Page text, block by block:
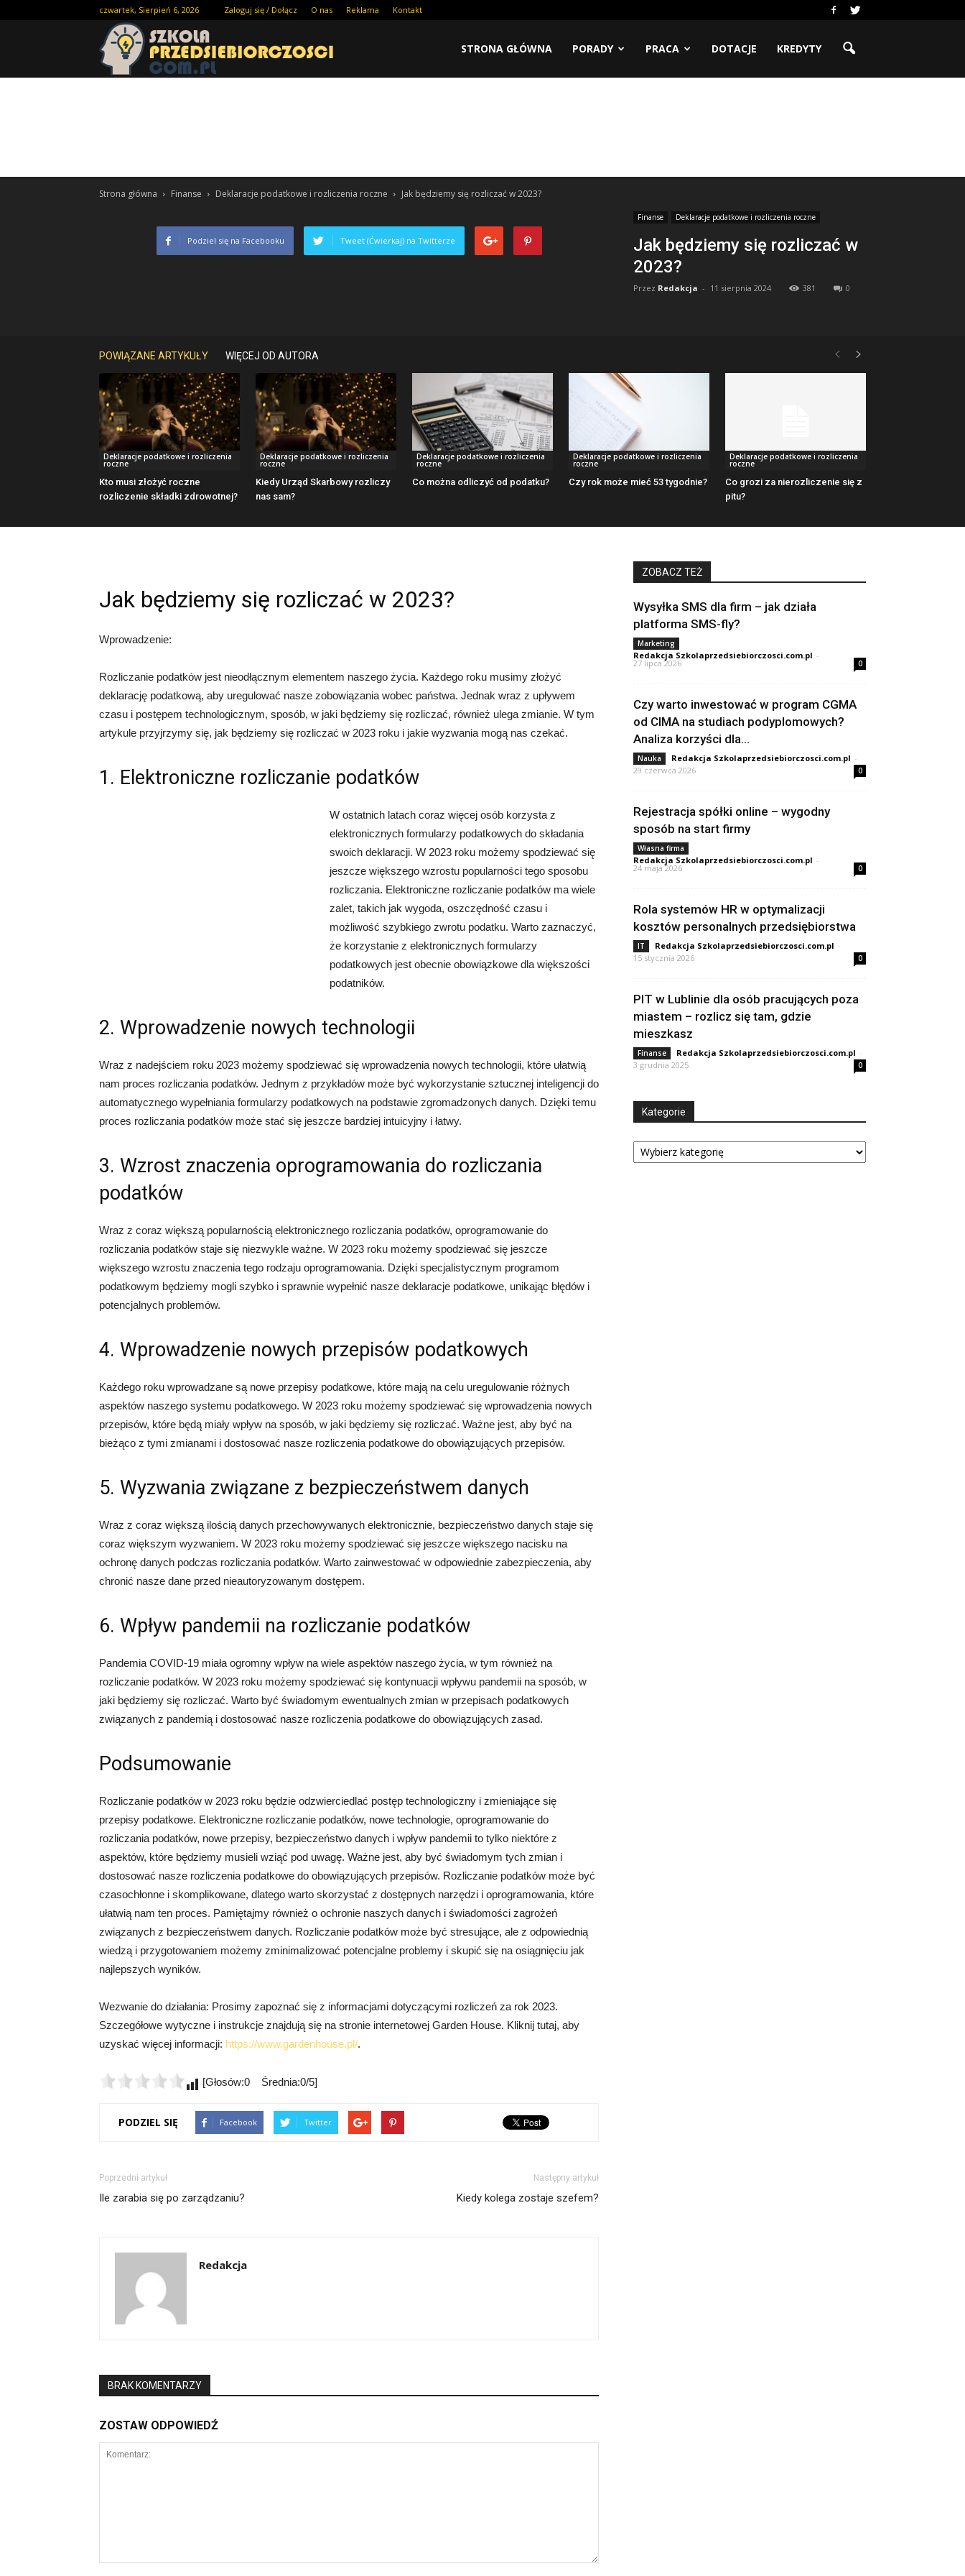
czwartek, Sierpień 6, 2026 Zaloguj się / Dołącz O nas Reklama Kontakt
STRONA GŁÓWNA PORADY PRACA DOTACJE KREDYTY
Strona główna Finanse Deklaracje podatkowe i rozliczenia roczne Jak będziemy się rozliczać w 2023?
Finanse Deklaracje podatkowe i rozliczenia roczne
Jak będziemy się rozliczać w
2023?
Przez Redakcja - 11 sierpnia 2024 381 0
Podziel się na Facebooku Tweet (Ćwierkaj) na Twitterze
POWIĄZANE ARTYKUŁY WIĘCEJ OD AUTORA
Deklaracje podatkowe i rozliczenia
roczne
Kto musi złożyć roczne
rozliczenie składki zdrowotnej?
Deklaracje podatkowe i rozliczenia
roczne
Kiedy Urząd Skarbowy rozliczy
nas sam?
Deklaracje podatkowe i rozliczenia
roczne
Co można odliczyć od podatku?
Deklaracje podatkowe i rozliczenia
roczne
Czy rok może mieć 53 tygodnie?
Deklaracje podatkowe i rozliczenia
roczne
Co grozi za nierozliczenie się z
pitu?
Jak będziemy się rozliczać w 2023?
Wprowadzenie:
Rozliczanie podatków jest nieodłącznym elementem naszego życia. Każdego roku musimy złożyć
deklarację podatkową, aby uregulować nasze zobowiązania wobec państwa. Jednak wraz z upływem
czasu i postępem technologicznym, sposób, w jaki będziemy się rozliczać, również ulega zmianie. W tym
artykule przyjrzymy się, jak będziemy się rozliczać w 2023 roku i jakie wyzwania mogą nas czekać.
1. Elektroniczne rozliczanie podatków
W ostatnich latach coraz więcej osób korzysta z
elektronicznych formularzy podatkowych do składania
swoich deklaracji. W 2023 roku możemy spodziewać się
jeszcze większego wzrostu popularności tego sposobu
rozliczania. Elektroniczne rozliczanie podatków ma wiele
zalet, takich jak wygoda, oszczędność czasu i
możliwość szybkiego zwrotu podatku. Warto zaznaczyć,
że korzystanie z elektronicznych formularzy
podatkowych jest obecnie obowiązkowe dla większości
podatników.
2. Wprowadzenie nowych technologii
Wraz z nadejściem roku 2023 możemy spodziewać się wprowadzenia nowych technologii, które ułatwią
nam proces rozliczania podatków. Jednym z przykładów może być wykorzystanie sztucznej inteligencji do
automatycznego wypełniania formularzy podatkowych na podstawie zgromadzonych danych. Dzięki temu
proces rozliczania podatków może stać się jeszcze bardziej intuicyjny i łatwy.
3. Wzrost znaczenia oprogramowania do rozliczania
podatków
Wraz z coraz większą popularnością elektronicznego rozliczania podatków, oprogramowanie do
rozliczania podatków staje się niezwykle ważne. W 2023 roku możemy spodziewać się jeszcze
większego wzrostu znaczenia tego rodzaju oprogramowania. Dzięki specjalistycznym programom
podatkowym będziemy mogli szybko i sprawnie wypełnić nasze deklaracje podatkowe, unikając błędów i
potencjalnych problemów.
4. Wprowadzenie nowych przepisów podatkowych
Każdego roku wprowadzane są nowe przepisy podatkowe, które mają na celu uregulowanie różnych
aspektów naszego systemu podatkowego. W 2023 roku możemy spodziewać się wprowadzenia nowych
przepisów, które będą miały wpływ na sposób, w jaki będziemy się rozliczać. Ważne jest, aby być na
bieżąco z tymi zmianami i dostosować nasze rozliczenia podatkowe do obowiązujących przepisów.
5. Wyzwania związane z bezpieczeństwem danych
Wraz z coraz większą ilością danych przechowywanych elektronicznie, bezpieczeństwo danych staje się
coraz większym wyzwaniem. W 2023 roku możemy spodziewać się jeszcze większego nacisku na
ochronę danych podczas rozliczania podatków. Warto zainwestować w odpowiednie zabezpieczenia, aby
chronić nasze dane przed nieautoryzowanym dostępem.
6. Wpływ pandemii na rozliczanie podatków
Pandemia COVID-19 miała ogromny wpływ na wiele aspektów naszego życia, w tym również na
rozliczanie podatków. W 2023 roku możemy spodziewać się kontynuacji wpływu pandemii na sposób, w
jaki będziemy się rozliczać. Warto być świadomym ewentualnych zmian w przepisach podatkowych
związanych z pandemią i dostosować nasze rozliczenia podatkowe do obowiązujących zasad.
Podsumowanie
Rozliczanie podatków w 2023 roku będzie odzwierciedlać postęp technologiczny i zmieniające się
przepisy podatkowe. Elektroniczne rozliczanie podatków, nowe technologie, oprogramowanie do
rozliczania podatków, nowe przepisy, bezpieczeństwo danych i wpływ pandemii to tylko niektóre z
aspektów, które będziemy musieli wziąć pod uwagę. Ważne jest, aby być świadomym tych zmian i
dostosować nasze rozliczenia podatkowe do obowiązujących przepisów. Rozliczanie podatków może być
czasochłonne i skomplikowane, dlatego warto skorzystać z dostępnych narzędzi i oprogramowania, które
ułatwią nam ten proces. Pamiętajmy również o ochronie naszych danych i świadomości zagrożeń
związanych z bezpieczeństwem danych. Rozliczanie podatków może być stresujące, ale z odpowiednią
wiedzą i przygotowaniem możemy zminimalizować potencjalne problemy i skupić się na osiągnięciu jak
najlepszych wyników.
Wezwanie do działania: Prosimy zapoznać się z informacjami dotyczącymi rozliczeń za rok 2023.
Szczegółowe wytyczne i instrukcje znajdują się na stronie internetowej Garden House. Kliknij tutaj, aby
uzyskać więcej informacji: https://www.gardenhouse.pl/.
[Głosów:0 Średnia:0/5]
PODZIEL SIĘ Facebook Twitter
Poprzedni artykuł
Ile zarabia się po zarządzaniu?
Następny artykuł
Kiedy kolega zostaje szefem?
Redakcja
BRAK KOMENTARZY
ZOSTAW ODPOWIEDŹ
ZOBACZ TEŻ
Wysyłka SMS dla firm – jak działa
platforma SMS-fly?
Marketing
Redakcja Szkolaprzedsiebiorczosci.com.pl -
27 lipca 2026 0
Czy warto inwestować w program CGMA
od CIMA na studiach podyplomowych?
Analiza korzyści dla...
Nauka Redakcja Szkolaprzedsiebiorczosci.com.pl -
29 czerwca 2026
0
Rejestracja spółki online – wygodny
sposób na start firmy
Własna firma
Redakcja Szkolaprzedsiebiorczosci.com.pl -
24 maja 2026 0
Rola systemów HR w optymalizacji
kosztów personalnych przedsiębiorstwa
IT Redakcja Szkolaprzedsiebiorczosci.com.pl -
15 stycznia 2026
0
PIT w Lublinie dla osób pracujących poza
miastem – rozlicz się tam, gdzie
mieszkasz
Finanse Redakcja Szkolaprzedsiebiorczosci.com.pl -
3 grudnia 2025
0
Kategorie
Kategorie